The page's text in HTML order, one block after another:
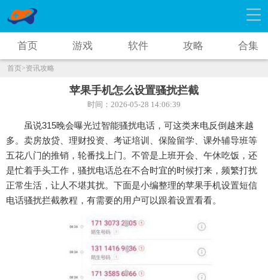
首页 游戏 软件 攻略 合集
首页>资讯攻略
苹果手机怎么设置骚扰拦截
时间：2026-05-28 14:06:39
虽说315晚会曝光过智能骚扰电话，可这类来电反倒越来越
多。卖房放贷、理财投资、考证培训、保险留学、课外辅导班等
五花八门的推销，轮番找上门。不管是上班开会、午休吃饭，还
是忙着手头工作，骚扰电话总在不合时宜的时候打来，频繁打扰
正常生活，让人不堪其扰。下面是小编整理的苹果手机设置短信
电话骚扰拦截教程，有需要的用户可以跟着设置看看。